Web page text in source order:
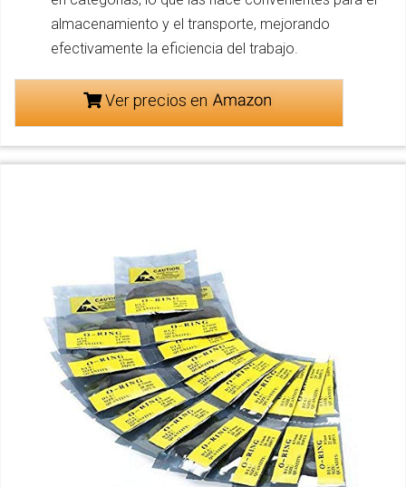
almacenamiento y el transporte, mejorando
efectivamente la eficiencia del trabajo.
Ver precios en